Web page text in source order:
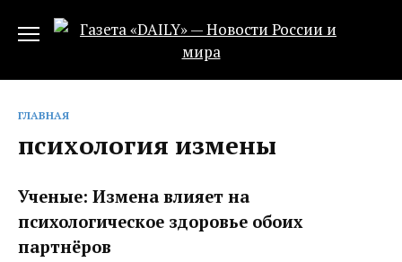
ГЛАВНАЯ
психология измены
Ученые: Измена влияет на
психологическое здоровье обоих
партнёров